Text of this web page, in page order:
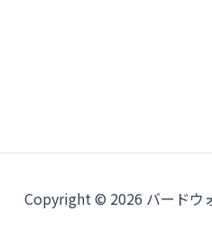
Copyright © 2026 バードウ